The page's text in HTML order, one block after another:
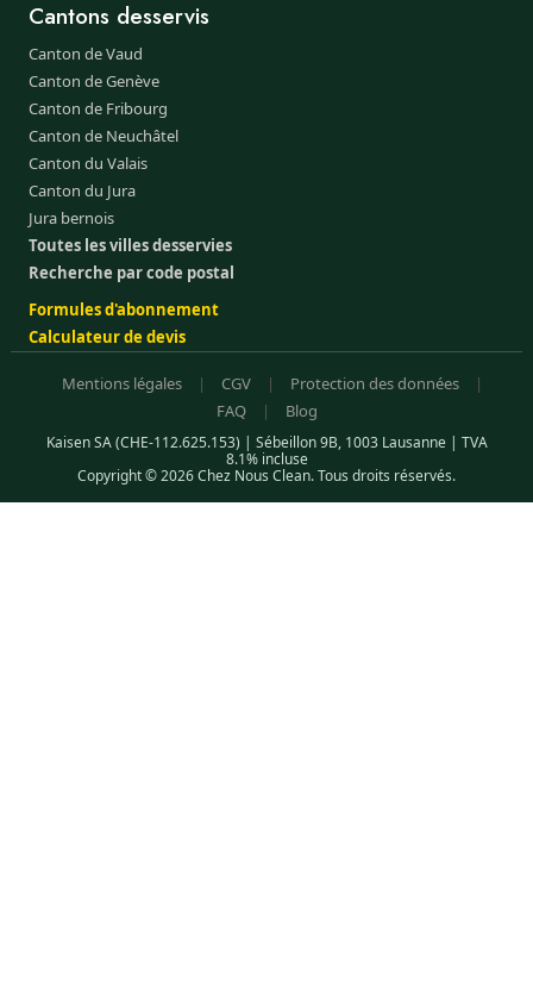
Cantons desservis
Canton de Vaud
Canton de Genève
Canton de Fribourg
Canton de Neuchâtel
Canton du Valais
Canton du Jura
Jura bernois
Toutes les villes desservies
Recherche par code postal
Formules d'abonnement
Calculateur de devis
Mentions légales | CGV | Protection des données
|
FAQ
| Blog
Kaisen SA (CHE-112.625.153) | Sébeillon 9B, 1003 Lausanne | TVA
8.1% incluse
Copyright © 2026 Chez Nous Clean. Tous droits réservés.